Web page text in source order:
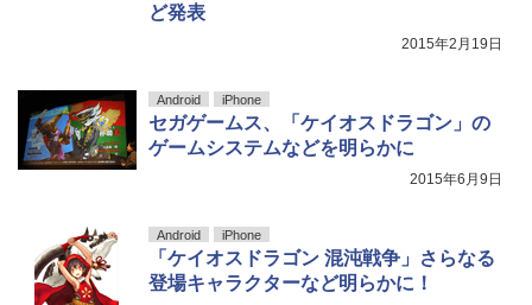
ど発表
2015年2月19日
Android iPhone
セガゲームス、「ケイオスドラゴン」の
ゲームシステムなどを明らかに
2015年6月9日
Android iPhone
「ケイオスドラゴン 混沌戦争」さらなる
登場キャラクターなど明らかに！